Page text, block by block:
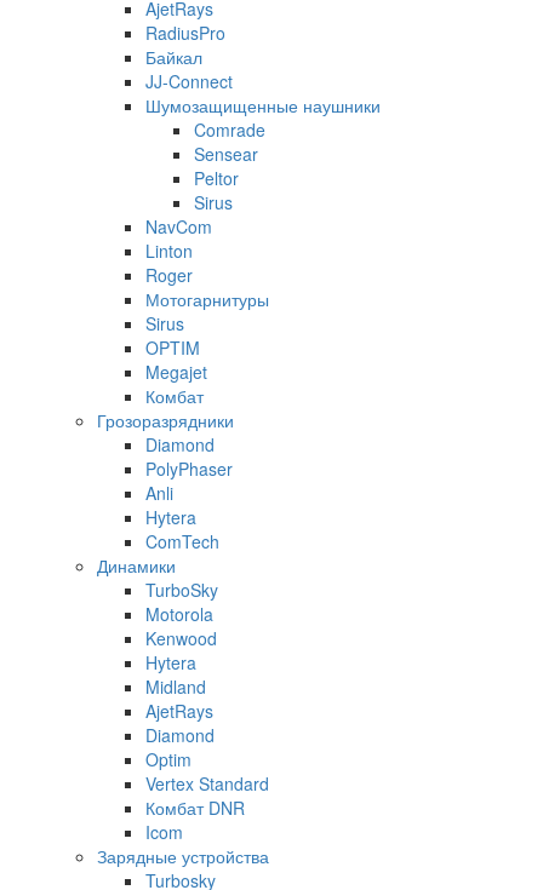
AjetRays
RadiusPro
Байкал
JJ-Connect
Шумозащищенные наушники
Comrade
Sensear
Peltor
Sirus
NavCom
Linton
Roger
Мотогарнитуры
Sirus
OPTIM
Megajet
Комбат
Грозоразрядники
Diamond
PolyPhaser
Anli
Hytera
ComTech
Динамики
TurboSky
Motorola
Kenwood
Hytera
Midland
AjetRays
Diamond
Optim
Vertex Standard
Комбат DNR
Icom
Зарядные устройства
Turbosky